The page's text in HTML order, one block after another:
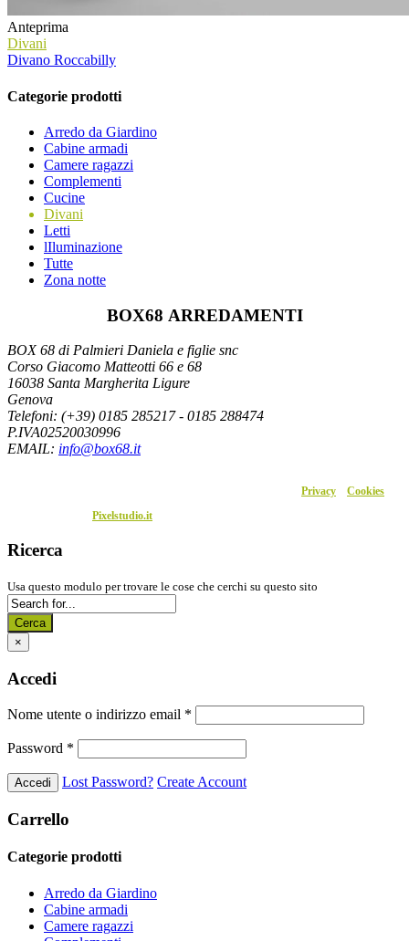
Anteprima
Divani
Divano Roccabilly
Categorie prodotti
Arredo da Giardino
Cabine armadi
Camere ragazzi
Complementi
Cucine
Divani
Letti
lIluminazione
Tutte
Zona notte
BOX68 ARREDAMENTI
BOX 68 di Palmieri Daniela e figlie snc
Corso Giacomo Matteotti 66 e 68
16038 Santa Margherita Ligure
Genova
Telefoni: (+39) 0185 285217 - 0185 288474
P.IVA02520030996
EMAIL: info@box68.it
Privacy
Cookies
Pixelstudio.it
Ricerca
Usa questo modulo per trovare le cose che cerchi su questo sito
Cerca
×
Accedi
Nome utente o indirizzo email *
Password *
Lost Password? Create Account
Carrello
Categorie prodotti
Arredo da Giardino
Cabine armadi
Camere ragazzi